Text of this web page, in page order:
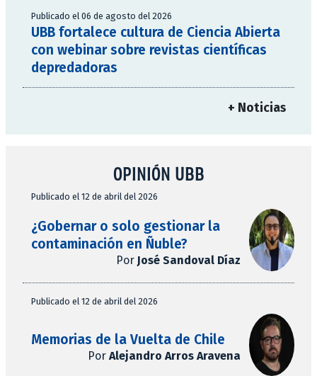
Publicado el 06 de agosto del 2026
UBB fortalece cultura de Ciencia Abierta
con webinar sobre revistas científicas
depredadoras
+ Noticias
OPINIÓN UBB
Publicado el 12 de abril del 2026
¿Gobernar o solo gestionar la
contaminación en Ñuble?
Por José Sandoval Díaz
Publicado el 12 de abril del 2026
Memorias de la Vuelta de Chile
Por Alejandro Arros Aravena